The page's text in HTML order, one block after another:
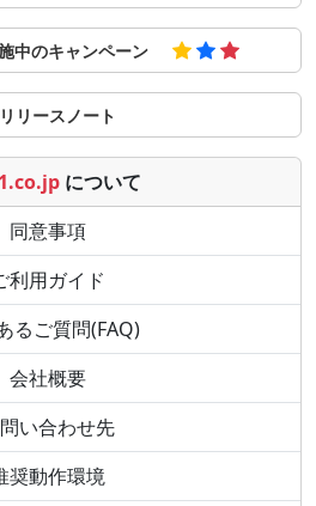
中のキャンペーン
リリースノート
について
同意事項
利用ガイド
るご質問(FAQ)
会社概要
い合わせ先
奨動作環境